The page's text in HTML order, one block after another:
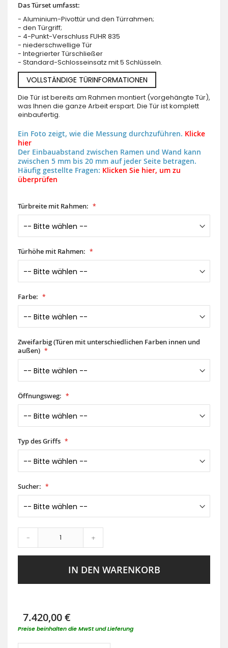
Das Türset umfasst:
- Aluminium-Pivottür und den Türrahmen;
- den Türgriff;
- 4-Punkt-Verschluss FUHR 835
- niederschwellige Tür
- Integrierter Türschließer
- Standard-Schlosseinsatz mit 5 Schlüsseln.
VOLLSTÄNDIGE TÜRINFORMATIONEN
Die Tür ist bereits am Rahmen montiert (vorgehängte Tür),
was Ihnen die ganze Arbeit erspart. Die Tür ist komplett
einbaufertig.
Ein Foto zeigt, wie die Messung durchzuführen. Klicke
hier
Der Einbauabstand zwischen Ramen und Wand kann
zwischen 5 mm bis 20 mm auf jeder Seite betragen.
Häufig gestellte Fragen: Klicken Sie hier, um zu
überprüfen
Türbreite mit Rahmen:
Türhöhe mit Rahmen:
Farbe:
Zweifarbig (Türen mit unterschiedlichen Farben innen und
außen)
Öffnungsweg:
Typ des Griffs
Sucher:
- +
IN DEN WARENKORB
7.420,00 €
Preise beinhalten die MwSt und Lieferung